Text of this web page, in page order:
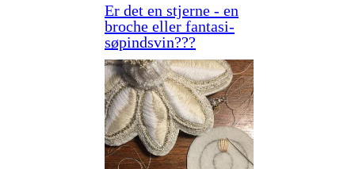
Er det en stjerne - en
broche eller fantasi-
søpindsvin???